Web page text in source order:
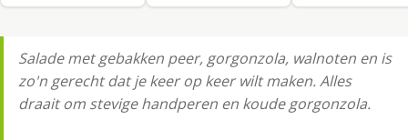
Salade met gebakken peer, gorgonzola, walnoten en is
zo'n gerecht dat je keer op keer wilt maken. Alles
draait om stevige handperen en koude gorgonzola.